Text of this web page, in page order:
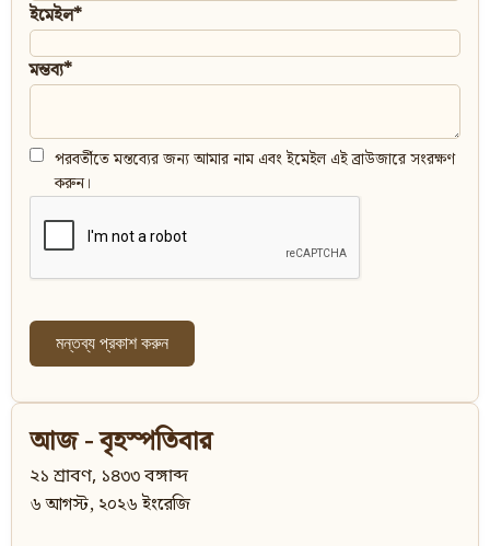
ইমেইল*
মন্তব্য*
পরবর্তীতে মন্তব্যের জন্য আমার নাম এবং ইমেইল এই ব্রাউজারে সংরক্ষণ
করুন।
আজ - বৃহস্পতিবার
২১ শ্রাবণ, ১৪৩৩ বঙ্গাব্দ
৬ আগস্ট, ২০২৬ ইংরেজি